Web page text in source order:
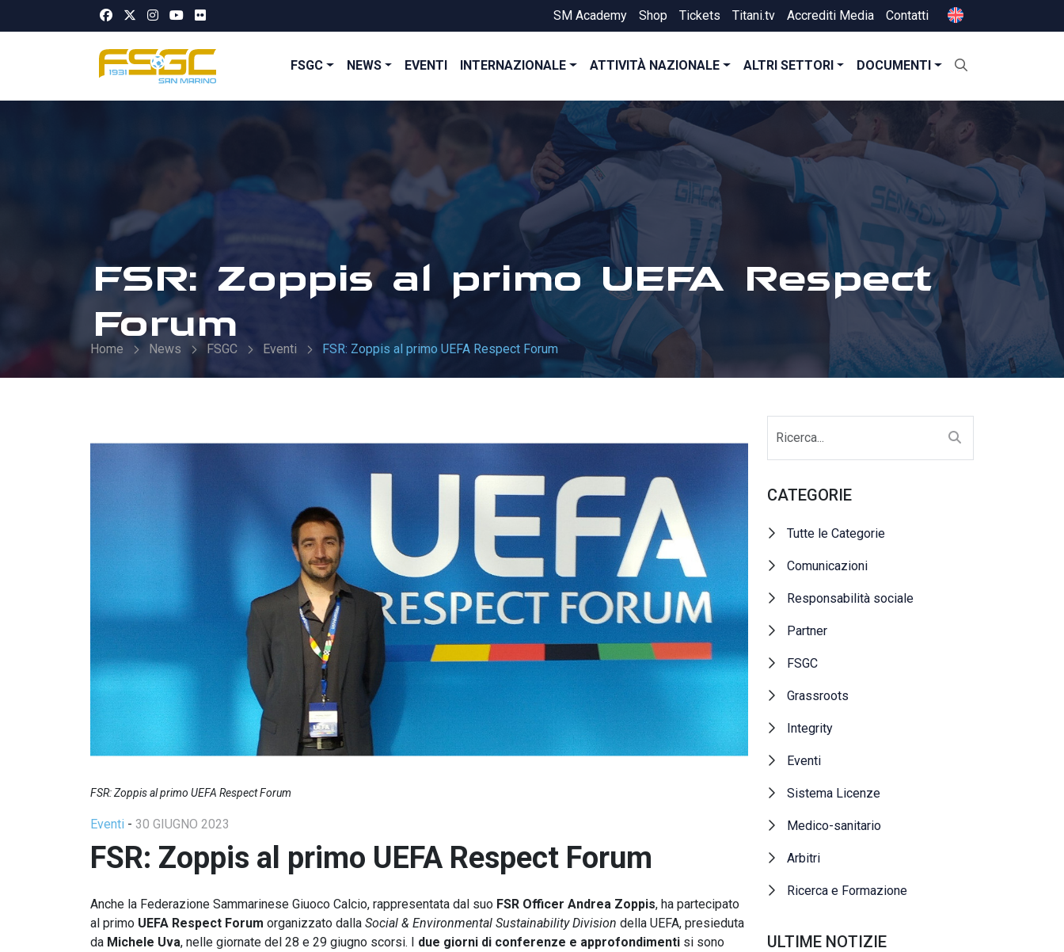
SM Academy Shop Tickets Titani.tv Accrediti Media Contatti
FSGC NEWS EVENTI INTERNAZIONALE ATTIVITÀ NAZIONALE ALTRI SETTORI DOCUMENTI
FSR: Zoppis al primo UEFA Respect
Forum
Home News FSGC Eventi FSR: Zoppis al primo UEFA Respect Forum
FSR: Zoppis al primo UEFA Respect Forum
Eventi - 30 GIUGNO 2023
FSR: Zoppis al primo UEFA Respect Forum
Anche la Federazione Sammarinese Giuoco Calcio, rappresentata dal suo FSR Officer Andrea Zoppis, ha partecipato
al primo UEFA Respect Forum organizzato dalla Social & Environmental Sustainability Division della UEFA, presieduta
da Michele Uva, nelle giornate del 28 e 29 giugno scorsi. I due giorni di conferenze e approfondimenti si sono
CATEGORIE
Tutte le Categorie
Comunicazioni
Responsabilità sociale
Partner
FSGC
Grassroots
Integrity
Eventi
Sistema Licenze
Medico-sanitario
Arbitri
Ricerca e Formazione
ULTIME NOTIZIE